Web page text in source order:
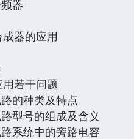
器
器的应用
若干问题
种类及特点
号的组成及含义
统中的旁路电容